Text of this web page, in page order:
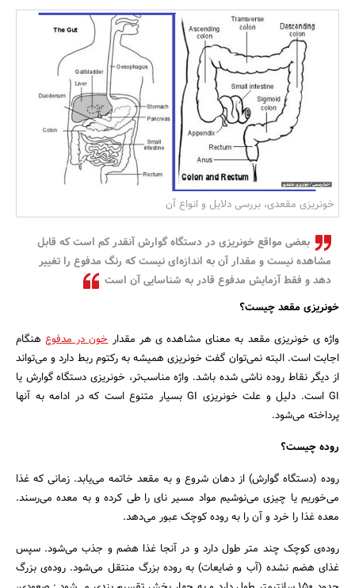
بانک، بیمه و سرمایه
مسکن و ساختمان
خونریزی مقعدی، بررسی دلایل و انواع آن
بعضی مواقع خونریزی در دستگاه گوارش آنقدر کم است که قابل
مشاهده نیست و مقدار آن به اندازه‌ای نیست که رنگ مدفوع را تغییر
دهد و فقط آزمایش مدفوع قادر به شناسایی آن است
خونریزی مقعد چیست؟
واژه ی خونریزی مقعد به معنای مشاهده ی هر مقدارخون در مدفوعهنگام
اجابت است. البته نمی‌توان گفت خونریزی همیشه به رکتوم ربط دارد و می‌تواند
از دیگر نقاط روده ناشی شده باشد. واژه مناسب‌تر، خونریزی دستگاه گوارش یا
GI است. دلیل و علت خونریزی GI بسیار متنوع است که در ادامه به آنها
پرداخته می‌شود.
روده چیست؟
روده (دستگاه گوارش) از دهان شروع و به مقعد خاتمه می‌یابد. زمانی که غذا
می‌خوریم یا چیزی می‌نوشیم مواد مسیر نای را طی کرده و به معده می‌رسند.
معده غذا را خرد و آن را به روده کوچک عبور می‌دهد.
روده‌ی کوچک چند متر طول دارد و در آنجا غذا هضم و جذب می‌شود. سپس
غذای هضم نشده (آب و ضایعات) به روده بزرگ منتقل می‌شود. روده‌ی بزرگ